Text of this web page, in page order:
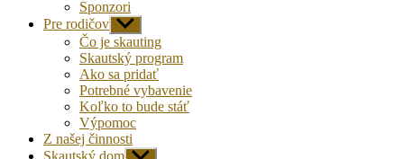
Sponzori
Pre rodičov Zobraziť
druhú
úroveň
navigácie
Čo je skauting
Skautský program
Ako sa pridať
Potrebné vybavenie
Koľko to bude stáť
Výpomoc
Z našej činnosti
Skautský dom Zobraziť